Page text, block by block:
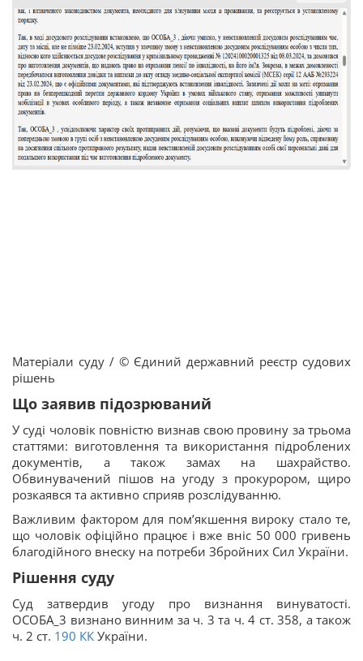
Матеріали суду / © Єдиний державний реєстр судових
рішень
Що заявив підозрюваний
У суді чоловік повністю визнав свою провину за трьома
статтями: виготовлення та використання підроблених
документів, а також замах на шахрайство.
Обвинувачений пішов на угоду з прокурором, щиро
розкаявся та активно сприяв розслідуванню.
Важливим фактором для пом’якшення вироку стало те,
що чоловік офіційно працює і вже вніс 50 000 гривень
благодійного внеску на потреби Збройних Сил України.
Рішення суду
Суд затвердив угоду про визнання винуватості.
ОСОБА_3 визнано винним за ч. 3 та ч. 4 ст. 358, а також
ч. 2 ст. 190 КК України.